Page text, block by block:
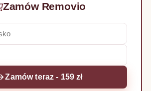
Zamów Removio
Zamów teraz - 159 zł